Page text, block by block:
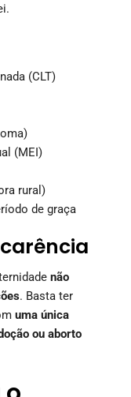
(CLT)
(MEI)
rural)
de graça
não
. Basta ter
uma única
ou aborto